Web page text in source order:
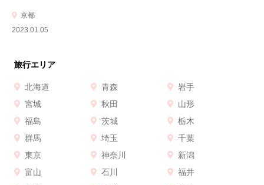
京都
2023.01.05
旅行エリア
北海道 青森
岩手
宮城
秋田
山形
福島
茨城
栃木
群馬
埼玉
千葉
東京
神奈川
新潟
富山
石川
福井